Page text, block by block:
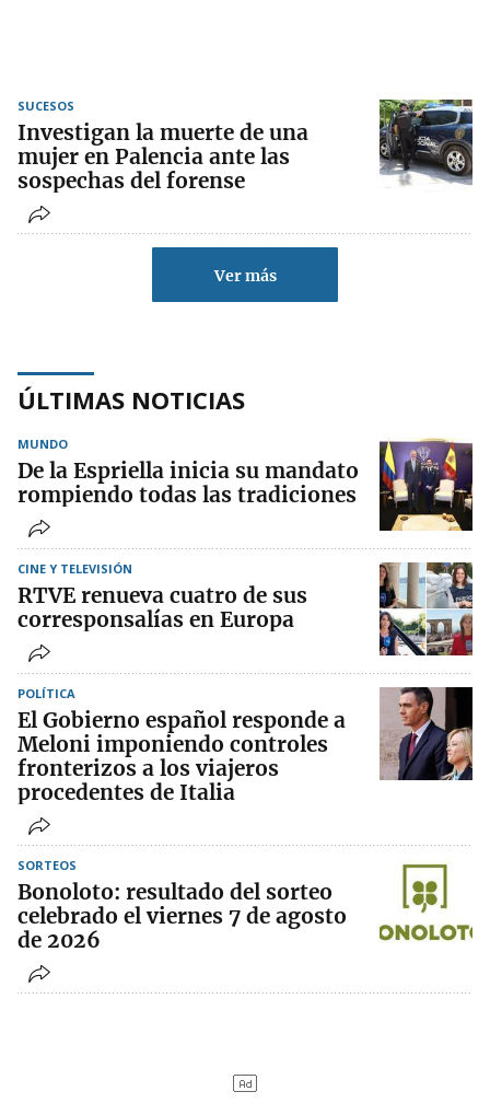
SUCESOS
Investigan la muerte de una
mujer en Palencia ante las
sospechas del forense
Ver más
ÚLTIMAS NOTICIAS
MUNDO
De la Espriella inicia su mandato
rompiendo todas las tradiciones
CINE Y TELEVISIÓN
RTVE renueva cuatro de sus
corresponsalías en Europa
POLÍTICA
El Gobierno español responde a
Meloni imponiendo controles
fronterizos a los viajeros
procedentes de Italia
SORTEOS
Bonoloto: resultado del sorteo
celebrado el viernes 7 de agosto
de 2026